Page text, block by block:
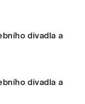
divadla a
divadla a